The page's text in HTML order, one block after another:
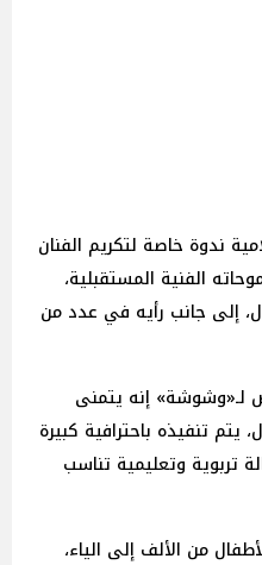
ندوة خاصة لتكريم الفنان
الفنية المستقبلية،
إلى جانب رأيه في عدد من
إنه يتمنى
تنفيذه باحترافية كبيرة
تربوية وتعليمية تناسب
من الألف إلى الياء،